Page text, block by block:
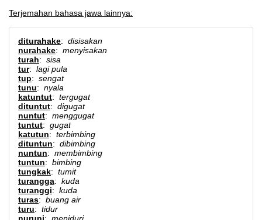
Terjemahan bahasa jawa lainnya:
diturahake: disisakan
nurahake: menyisakan
turah: sisa
tur: lagi pula
tup: sengat
tunu: nyala
katuntut: tergugat
dituntut: digugat
nuntut: menggugat
tuntut: gugat
katutun: terbimbing
dituntun: dibimbing
nuntun: membimbing
tuntun: bimbing
tungkak: tumit
turangga: kuda
turanggi: kuda
turas: buang air
turu: tidur